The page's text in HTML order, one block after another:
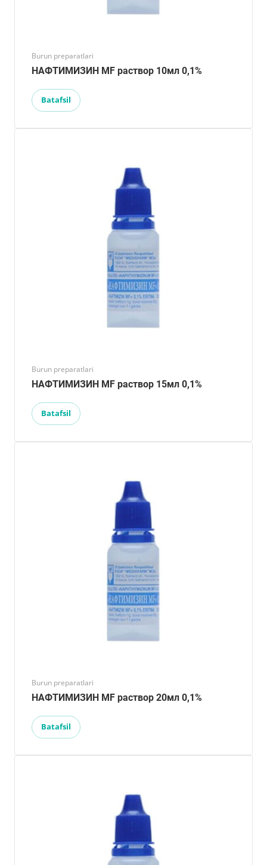
Burun preparatlari
НАФТИМИЗИН MF раствор 10мл 0,1%
Batafsil
Burun preparatlari
НАФТИМИЗИН MF раствор 15мл 0,1%
Batafsil
Burun preparatlari
НАФТИМИЗИН MF раствор 20мл 0,1%
Batafsil